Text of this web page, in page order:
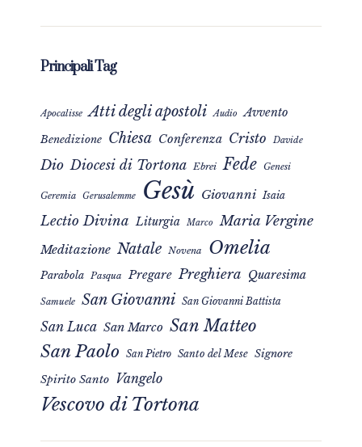
Principali Tag
Apocalisse Atti degli apostoli Audio Avvento
Benedizione Chiesa Conferenza Cristo Davide
Dio Diocesi di Tortona Ebrei Fede Genesi
Geremia Gerusalemme Gesù Giovanni Isaia
Lectio Divina Liturgia Marco Maria Vergine
Meditazione Natale Novena Omelia
Parabola Pasqua Pregare Preghiera Quaresima
Samuele San Giovanni San Giovanni Battista
San Luca San Marco San Matteo
San Paolo San Pietro Santo del Mese Signore
Spirito Santo Vangelo
Vescovo di Tortona